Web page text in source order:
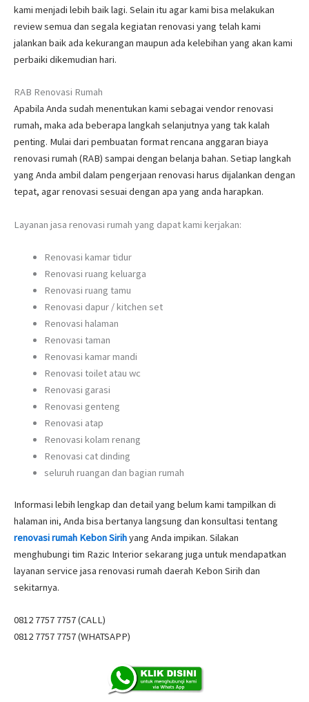
kami menjadi lebih baik lagi. Selain itu agar kami bisa melakukan
review semua dan segala kegiatan renovasi yang telah kami
jalankan baik ada kekurangan maupun ada kelebihan yang akan kami
perbaiki dikemudian hari.
RAB Renovasi Rumah
Apabila Anda sudah menentukan kami sebagai vendor renovasi
rumah, maka ada beberapa langkah selanjutnya yang tak kalah
penting. Mulai dari pembuatan format rencana anggaran biaya
renovasi rumah (RAB) sampai dengan belanja bahan. Setiap langkah
yang Anda ambil dalam pengerjaan renovasi harus dijalankan dengan
tepat, agar renovasi sesuai dengan apa yang anda harapkan.
Layanan jasa renovasi rumah yang dapat kami kerjakan:
Renovasi kamar tidur
Renovasi ruang keluarga
Renovasi ruang tamu
Renovasi dapur / kitchen set
Renovasi halaman
Renovasi taman
Renovasi kamar mandi
Renovasi toilet atau wc
Renovasi garasi
Renovasi genteng
Renovasi atap
Renovasi kolam renang
Renovasi cat dinding
seluruh ruangan dan bagian rumah
Informasi lebih lengkap dan detail yang belum kami tampilkan di
halaman ini, Anda bisa bertanya langsung dan konsultasi tentang
renovasi rumah Kebon Sirihyang Anda impikan. Silakan
menghubungi tim Razic Interior sekarang juga untuk mendapatkan
layanan service jasa renovasi rumah daerah Kebon Sirih dan
sekitarnya.
0812 7757 7757 (CALL)
0812 7757 7757 (WHATSAPP)